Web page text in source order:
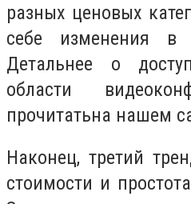
разных ценовых
себе изменения в
Детальнее о
области
прочитатьна нашем
Наконец, третий
стоимости и